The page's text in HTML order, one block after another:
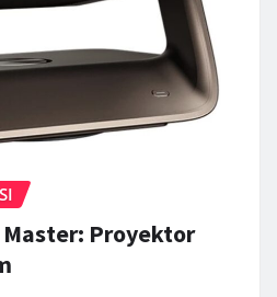
Master: Proyektor